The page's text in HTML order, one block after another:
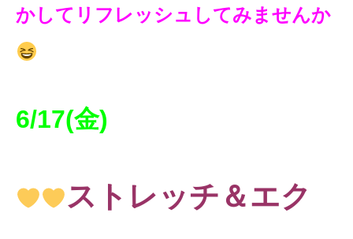
かしてリフレッシュしてみませんか
6/17(金)
ストレッチ＆エク